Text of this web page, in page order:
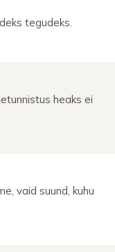
tegudeks.
heaks ei
vaid suund, kuhu